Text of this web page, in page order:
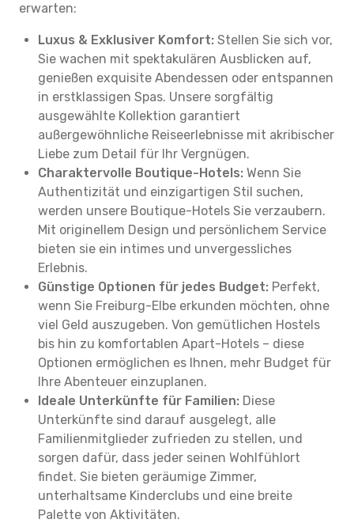
erwarten:
Luxus & Exklusiver Komfort: Stellen Sie sich vor,
Sie wachen mit spektakulären Ausblicken auf,
genießen exquisite Abendessen oder entspannen
in erstklassigen Spas. Unsere sorgfältig
ausgewählte Kollektion garantiert
außergewöhnliche Reiseerlebnisse mit akribischer
Liebe zum Detail für Ihr Vergnügen.
Charaktervolle Boutique-Hotels: Wenn Sie
Authentizität und einzigartigen Stil suchen,
werden unsere Boutique-Hotels Sie verzaubern.
Mit originellem Design und persönlichem Service
bieten sie ein intimes und unvergessliches
Erlebnis.
Günstige Optionen für jedes Budget: Perfekt,
wenn Sie Freiburg-Elbe erkunden möchten, ohne
viel Geld auszugeben. Von gemütlichen Hostels
bis hin zu komfortablen Apart-Hotels – diese
Optionen ermöglichen es Ihnen, mehr Budget für
Ihre Abenteuer einzuplanen.
Ideale Unterkünfte für Familien: Diese
Unterkünfte sind darauf ausgelegt, alle
Familienmitglieder zufrieden zu stellen, und
sorgen dafür, dass jeder seinen Wohlfühlort
findet. Sie bieten geräumige Zimmer,
unterhaltsame Kinderclubs und eine breite
Palette von Aktivitäten.